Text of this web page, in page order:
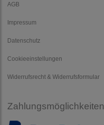
AGB
Impressum
Datenschutz
Cookieeinstellungen
Widerrufsrecht & Widerrufsformular
Zahlungsmöglichkeiten